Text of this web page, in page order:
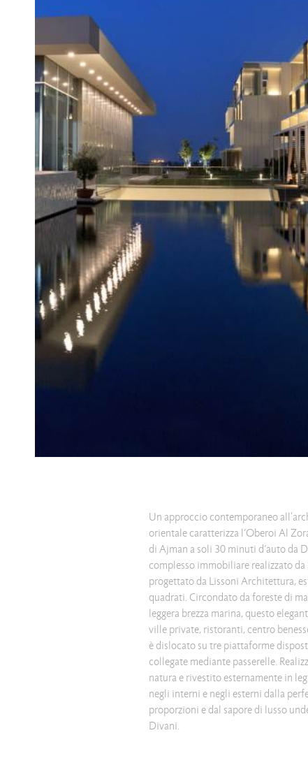
Un approccio contemporaneo
orientale caratterizza l’Oberoi Al
di Ajman a soli 30 minuti d’auto da
complesso immobiliare realizzato
progettato da Lissoni Architettura,
quadrati. Circondato da foreste di
leggera brezza marina, questo
ville private, ristoranti, centro
è dislocato su tre piattaforme
collegate mediante passerelle.
natura e rivestito esternamente in
negli interni e negli esterni dalla
proporzioni e dal sapore di lusso
Divani.